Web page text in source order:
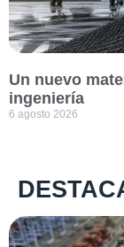
Un nuevo
ingeniería
6 agosto 2026